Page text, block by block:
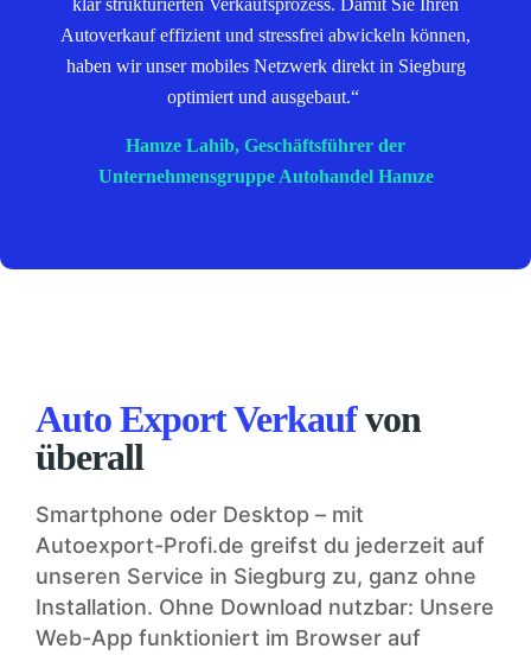
klar strukturierten Verkaufsprozess. Damit Sie Ihren
Autoverkauf effizient und stressfrei abwickeln können,
haben wir unser mobiles Netzwerk direkt in Siegburg
optimiert und ausgebaut.“
Hamze Lahib, Geschäftsführer der
Unternehmensgruppe Autohandel Hamze
Auto Export Verkaufvon
überall
Smartphone oder Desktop – mit
Autoexport-Profi.de greifst du jederzeit auf
unseren Service in Siegburg zu, ganz ohne
Installation. Ohne Download nutzbar: Unsere
Web-App funktioniert im Browser auf